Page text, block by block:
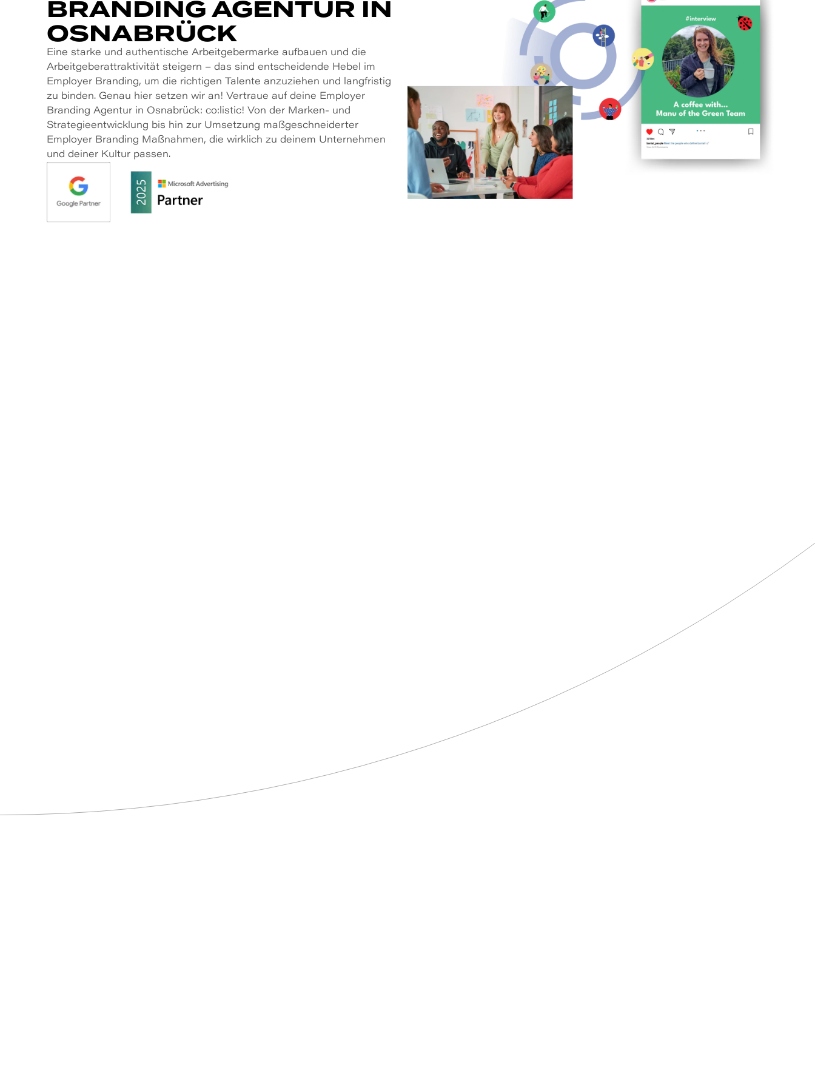
BRANDING AGENTUR IN
OSNABRÜCK
Eine starke und authentische Arbeitgebermarke aufbauen und die
Arbeitgeberattraktivität steigern – das sind entscheidende Hebel im
Employer Branding, um die richtigen Talente anzuziehen und langfristig
zu binden. Genau hier setzen wir an! Vertraue auf deine Employer
Branding Agentur in Osnabrück: co:listic! Von der Marken- und
Strategieentwicklung bis hin zur Umsetzung maßgeschneiderter
Employer Branding Maßnahmen, die wirklich zu deinem Unternehmen
und deiner Kultur passen.